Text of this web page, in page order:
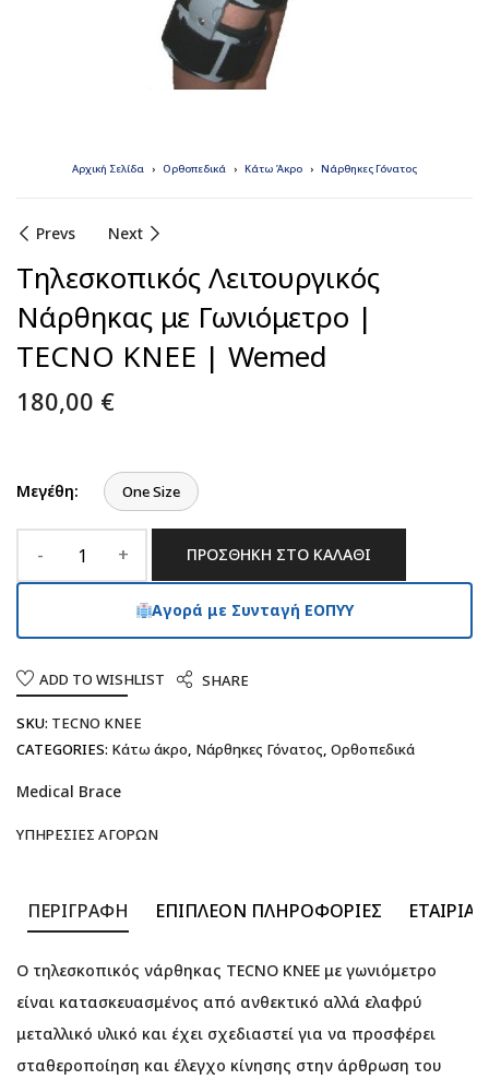
Αρχική Σελίδα Ορθοπεδικά Κάτω Άκρο Νάρθηκες Γόνατος
Prevs Next
Τηλεσκοπικός Λειτουργικός
Νάρθηκας με Γωνιόμετρο |
TECNO KNEE | Wemed
180,00 €
Μεγέθη: One Size
ΠΡΟΣΘΉΚΗ ΣΤΟ ΚΑΛΆΘΙ
Αγορά με Συνταγή ΕΟΠΥΥ
ADD TO WISHLIST SHARE
SKU: TECNO KNEE
CATEGORIES: Κάτω άκρο, Νάρθηκες Γόνατος, Ορθοπεδικά
Medical Brace
ΥΠΗΡΕΣΊΕΣ ΑΓΟΡΏΝ
ΠΕΡΙΓΡΑΦΉ ΕΠΙΠΛΈΟΝ ΠΛΗΡΟΦΟΡΊΕΣ ΕΤΑΙΡΊΑ
Ο τηλεσκοπικός νάρθηκας TECNO KNEE με γωνιόμετρο
είναι κατασκευασμένος από ανθεκτικό αλλά ελαφρύ
μεταλλικό υλικό και έχει σχεδιαστεί για να προσφέρει
σταθεροποίηση και έλεγχο κίνησης στην άρθρωση του